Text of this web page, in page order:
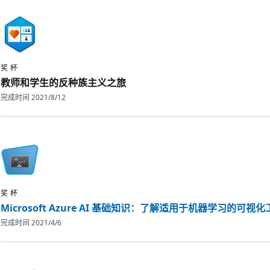
奖杯
教师和学生的反种族主义之旅
完成时间 2021/8/12
奖杯
Microsoft Azure AI 基础知识：了解适用于机器学习的可视化
完成时间 2021/4/6